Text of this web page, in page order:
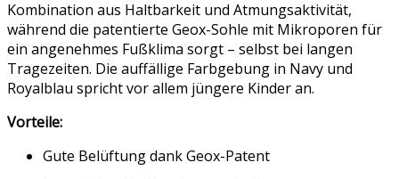
Kombination aus Haltbarkeit und Atmungsaktivität,
während die patentierte Geox-Sohle mit Mikroporen für
ein angenehmes Fußklima sorgt – selbst bei langen
Tragezeiten. Die auffällige Farbgebung in Navy und
Royalblau spricht vor allem jüngere Kinder an.
Vorteile:
Gute Belüftung dank Geox-Patent